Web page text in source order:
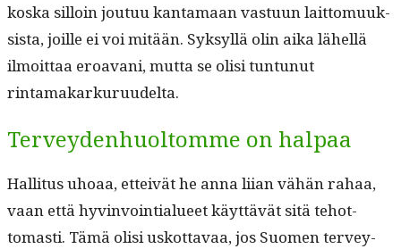
kos­ka sil­loin joutuu kan­ta­maan vas­tu­un lait­to­muuk­
sista, joille ei voi mitään. Syksyl­lä olin aika lähel­lä
ilmoit­taa eroa­vani, mut­ta se olisi tun­tunut
rintamakarkuruudelta.
Terveydenhuoltomme on halpaa
Hal­li­tus uhoaa, etteivät he anna liian vähän rahaa,
vaan että hyv­in­voin­tialueet käyt­tävät sitä tehot­
tomasti. Tämä olisi uskot­tavaa, jos Suomen ter­vey­